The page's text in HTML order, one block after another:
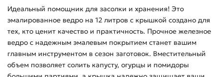
Идеальный помощник для засолки и хранения! Это
эмалированное ведро на 12 литров с крышкой создано для
тех, кто ценит качество и практичность. Прочное железное
ведро с надежным эмалевым покрытием станет вашим
главным инструментом в сезон заготовок. Вместительный
объем позволяет солить капусту, огурцы и помидоры